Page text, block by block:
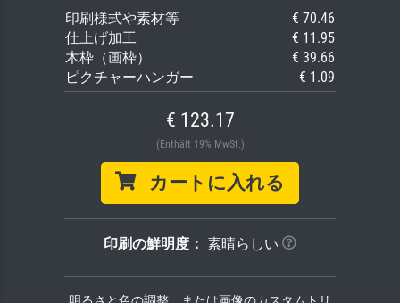
印刷様式や素材等
€ 70.46
仕上げ加工
€ 11.95
木枠（画枠）
€ 39.66
ピクチャーハンガー
€ 1.09
€ 123.17
(Enthält 19% MwSt.)
カートに入れる
印刷の鮮明度： 素晴らしい